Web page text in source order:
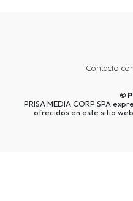
Contacto
©
PRISA MEDIA CORP SPA
ofrecidos en este sitio